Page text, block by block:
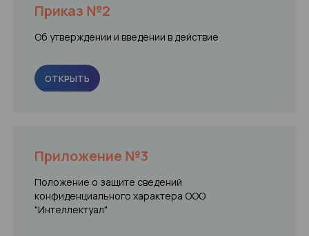
Приказ №2
Об утверждении и введении в действие
ОТКРЫТЬ
Приложение №3
Положение о защите сведений
конфиденциального характера ООО
"Интеллектуал"